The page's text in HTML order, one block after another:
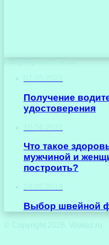
Получение
удостоверения
Что такое
мужчиной и
построить?
Выбор швейной
© Copyright 2026, Wokez.ru